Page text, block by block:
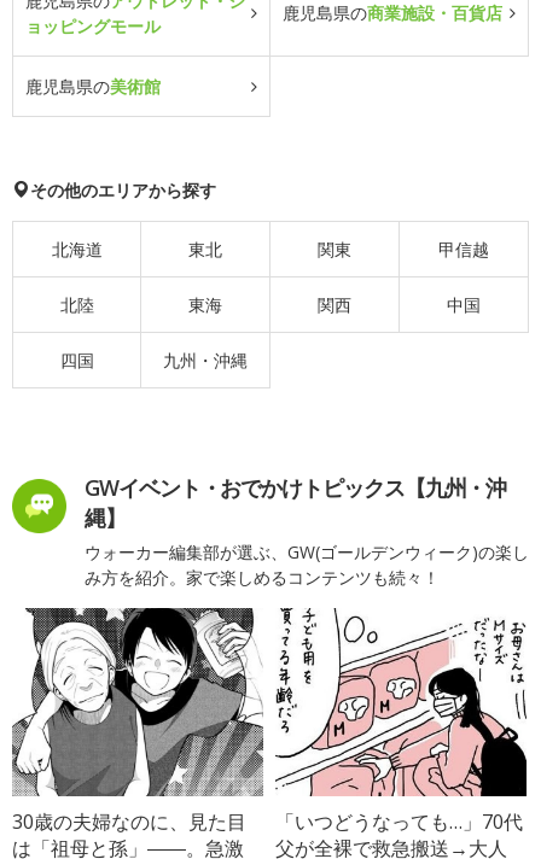
ョッピングモール
鹿児島県の商業施設・百貨店
鹿児島県の美術館
その他のエリアから探す
北海道 東北 関東 甲信越
北陸 東海 関西 中国
四国 九州・沖縄
GWイベント・おでかけトピックス【九州・沖
縄】
ウォーカー編集部が選ぶ、GW(ゴールデンウィーク)の楽し
み方を紹介。家で楽しめるコンテンツも続々！
30歳の夫婦なのに、見た目
は「祖母と孫」――。急激
「いつどうなっても…」70代
父が全裸で救急搬送→大人